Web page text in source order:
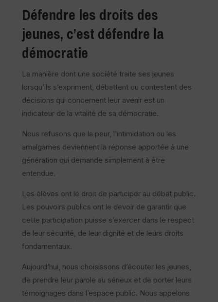
Défendre les droits des
jeunes, c’est défendre la
démocratie
La manière dont une société traite ses jeunes
lorsqu’ils s’expriment, débattent ou contestent des
décisions qui concernent leur avenir est un
indicateur de la vitalité de sa démocratie.
Nous refusons que la peur, l’intimidation ou les
amalgames deviennent la réponse apportée à une
génération qui demande simplement à être
entendue.
Les élèves ont le droit de participer au débat public.
Les pouvoirs publics ont le devoir de garantir que
cette participation puisse s’exercer dans le respect
de leur sécurité, de leur dignité et de leurs droits
fondamentaux.
Aujourd’hui, nous choisissons d’écouter les jeunes,
de prendre leur parole au sérieux et de porter leurs
témoignages dans l’espace public. Nous appelons